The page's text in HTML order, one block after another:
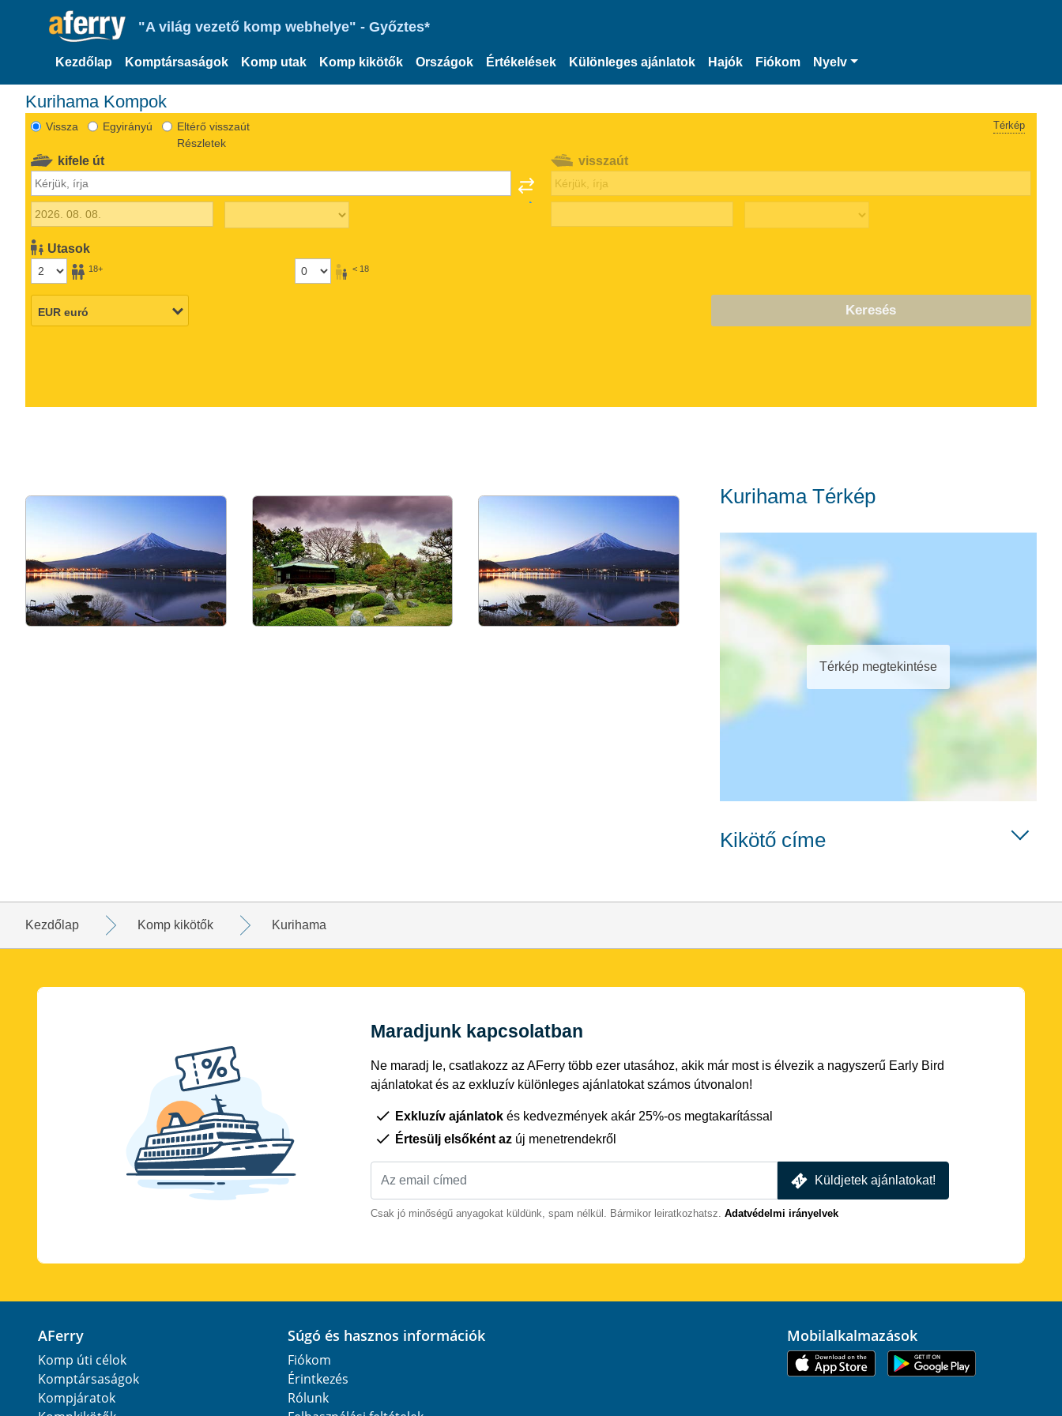
"A világ vezető komp webhelye" - Győztes*
Kezdőlap Komptársaságok Komp utak Komp kikötők Országok Értékelések Különleges ajánlatok Hajók Fiókom Nyelv
Kurihama Kompok
Vissza Egyirányú
Eltérő visszaút
Részletek
Térkép
kifele út
Utasok
18+ < 18
visszaút
Keresés
Kurihama Térkép
Térkép megtekintése
Kikötő címe
Kezdőlap Komp kikötők Kurihama
Maradjunk kapcsolatban
Ne maradj le, csatlakozz az AFerry több ezer utasához, akik már most is élvezik a nagyszerű Early Bird
ajánlatokat és az exkluzív különleges ajánlatokat számos útvonalon!
Exkluzív ajánlatok és kedvezmények akár 25%-os megtakarítással
Értesülj elsőként az új menetrendekről
Küldjetek ajánlatokat!
Csak jó minőségű anyagokat küldünk, spam nélkül. Bármikor leiratkozhatsz. Adatvédelmi irányelvek
AFerry
Komp úti célok
Komptársaságok
Kompjáratok
Súgó és hasznos információk
Fiókom
Érintkezés
Rólunk
Mobilalkalmazások